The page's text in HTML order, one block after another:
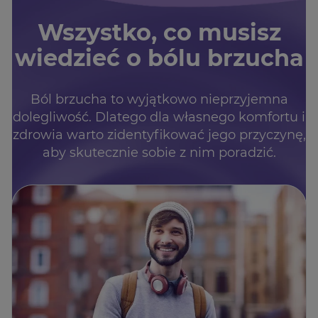
Wszystko, co musisz
wiedzieć o bólu brzucha
Ból brzucha to wyjątkowo nieprzyjemna
dolegliwość. Dlatego dla własnego komfortu i
zdrowia warto zidentyfikować jego przyczynę,
aby skutecznie sobie z nim poradzić.